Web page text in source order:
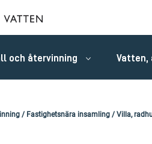
och återvinning Vatten,
/ Fastighetsnära insamling / Villa,